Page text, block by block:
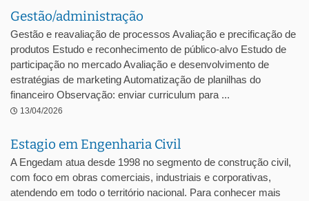
Gestão/administração
Gestão e reavaliação de processos Avaliação e precificação de
produtos Estudo e reconhecimento de público-alvo Estudo de
participação no mercado Avaliação e desenvolvimento de
estratégias de marketing Automatização de planilhas do
financeiro Observação: enviar curriculum para ...
13/04/2026
Estagio em Engenharia Civil
A Engedam atua desde 1998 no segmento de construção civil,
com foco em obras comerciais, industriais e corporativas,
atendendo em todo o território nacional. Para conhecer mais